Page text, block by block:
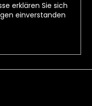
erklären Sie sich
einverstanden